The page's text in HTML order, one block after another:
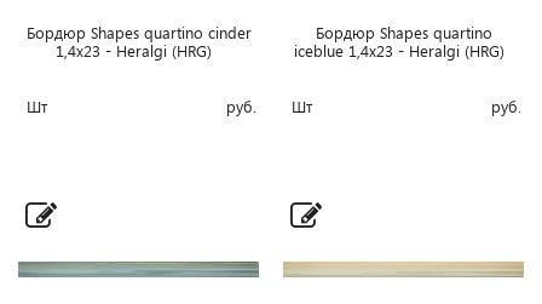
Бордюр Shapes quartino cinder
1,4x23 - Heralgi (HRG)
Шт руб.
Бордюр Shapes quartino
iceblue 1,4x23 - Heralgi (HRG)
Шт руб.